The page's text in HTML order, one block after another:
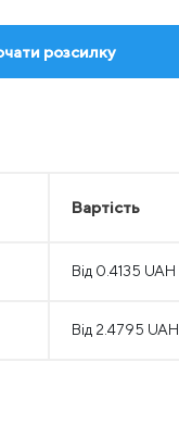
розсилку
Вартість
Від 0.4135 UAH
Від 2.4795 UAH